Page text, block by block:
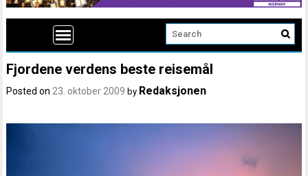
Fjordene verdens beste reisemål
Posted on23. oktober 2009 by Redaksjonen